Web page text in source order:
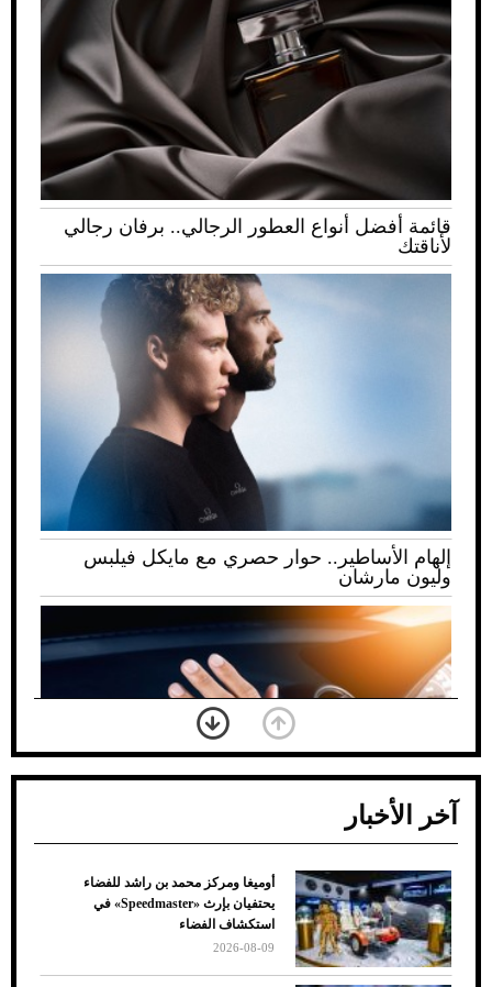
قائمة أفضل أنواع العطور الرجالي.. برفان رجالي
لأناقتك
إلهام الأساطير.. حوار حصري مع مايكل فيلبس
وليون مارشان
ضعف تبريد مكيف السيارة عند الوقوف.. أشهر
الأسباب والحلول
آخر الأخبار
أوميغا ومركز محمد بن راشد للفضاء
يحتفيان بإرث «Speedmaster» في
استكشاف الفضاء
2026-08-09